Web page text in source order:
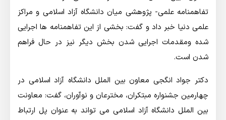
تفاهمنامه علمی- پژوهشی میان دانشگاه آزاد اسلامی و مراکز
علمی دنیا خبر داد و گفت: بخشی از این تفاهمنامه ها اجرایی
شده ومقدمات اجرایی شدن بخش دیگر نیز در حال فراهم
شدن است.
دکتر جواد انگجی معاون بین الملل دانشگاه آزاد اسلامی در
چهارمین جشنواره مبتکران، مخترعان و نوآوران، گفت: معاونت
بین الملل دانشگاه آزاد اسلامی می تواند به عنوان پل ارتباط